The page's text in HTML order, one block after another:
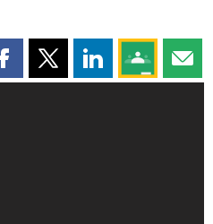
Partager cette page sur
Partager cette page sur X
Partager cette
Partagez